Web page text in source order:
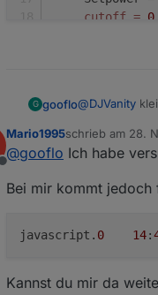
} else {
on({
    });
}
cutoff = 0
G gooflo@DJVanity
if
&&
Offline
Mario1995schrieb am 28.
zuletzt editiert
@gooflo Ich habe
Bei mir kommt jedoch
javascript. 0 14:
Kannst du mir da